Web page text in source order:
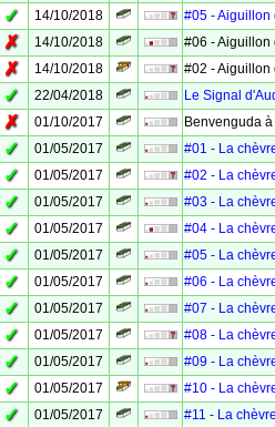
✓ 14/10/2018
#05 - Aiguillon
✗ 14/10/2018
#06 - Aiguillon
✗ 14/10/2018
#02 - Aiguillon
✓ 22/04/2018
Le Signal
✗ 01/10/2017
Benvenguda
✓ 01/05/2017
#01 - La
✓ 01/05/2017
#02 - La
✓ 01/05/2017
#03 - La
✓ 01/05/2017
#04 - La
✓ 01/05/2017
#05 - La
✓ 01/05/2017
#06 - La
✓ 01/05/2017
#07 - La
✓ 01/05/2017
#08 - La
✓ 01/05/2017
#09 - La
✓ 01/05/2017
#10 - La
✓ 01/05/2017
#11 - La